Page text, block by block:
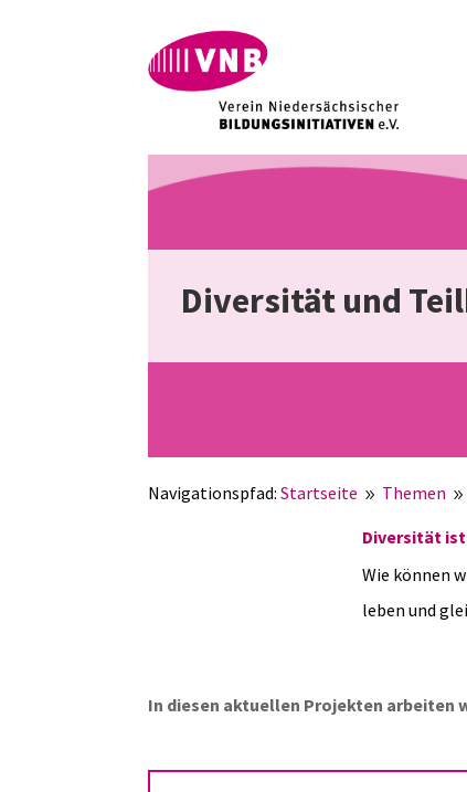
Diversität und
Navigationspfad:Startseite 9 Themen 9
Diversität
Wie können
leben und
In diesen aktuellen Projekten arbeiten